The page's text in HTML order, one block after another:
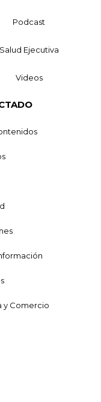
Podcast
Salud Ejecutiva
Videos
y Comercio